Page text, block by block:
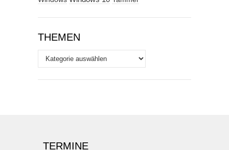
THEMEN
Themen
TERMINE